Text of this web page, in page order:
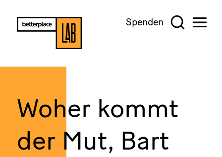
Spenden
Woher kommt
der Mut, Bart